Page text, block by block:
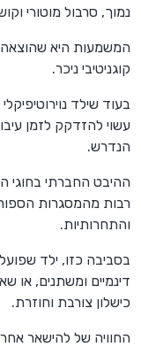
נמוך, סרבול מוטורי
המשמעות היא
קוגניטיבי ניכר.
בעוד שילד
עשוי להזדקק לזמן
הנדרש.
ההיבט החברתי בחוגי
רבות מהמסגרות
והתחרותיות.
בסביבה כזו, ילד
דינמיים ומשתנים, או
כישלון צורבת וחוזרת.
החוויה של להישאר